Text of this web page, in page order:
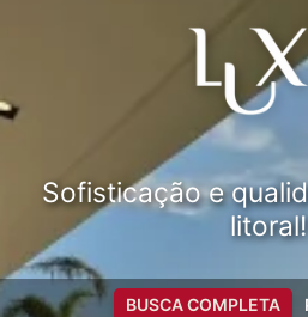
Sofisticação e
litoral!
BUSCA COMPLETA